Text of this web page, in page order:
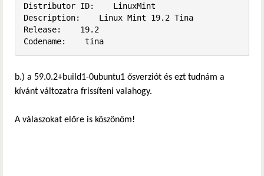
Distributor ID:    LinuxMint
Description:    Linux Mint 19.2 Tina
Release:    19.2
Codename:    tina
b.) a 59.0.2+build1-0ubuntu1 ősverziót és ezt tudnám a
kívánt változatra frissíteni valahogy.
A válaszokat előre is köszönöm!